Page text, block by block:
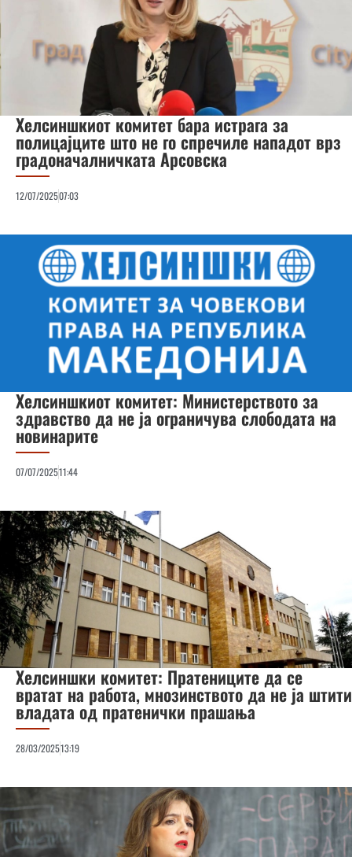
Хелсиншкиот комитет бара истрага за
полицајците што не го спречиле нападот врз
градоначалничката Арсовска
12/07/202507:03
Хелсиншкиот комитет: Министерството за
здравство да не ја ограничува слободата на
новинарите
07/07/202511:44
Хелсиншки комитет: Пратениците да се
вратат на работа, мнозинството да не ја штити
владата од пратенички прашања
28/03/202513:19